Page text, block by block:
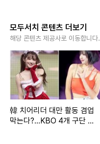
모두서치 콘텐츠 더보기
해당 콘텐츠 제공사로 이동합니다.
韓 치어리더 대만 활동 겸업
막는다?…KBO 4개 구단 논